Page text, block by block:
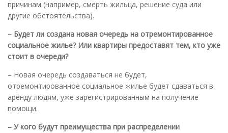
причинам (например, смерть жильца, решение суда или
другие обстоятельства).
– Будет ли создана новая очередь на отремонтированное
социальное жилье? Или квартиры предоставят тем, кто уже
стоит в очереди?
– Новая очередь создаваться не будет,
отремонтированное социальное жилье будет сдаваться в
аренду людям, уже зарегистрированным на получение
помощи.
– У кого будут преимущества при распределении